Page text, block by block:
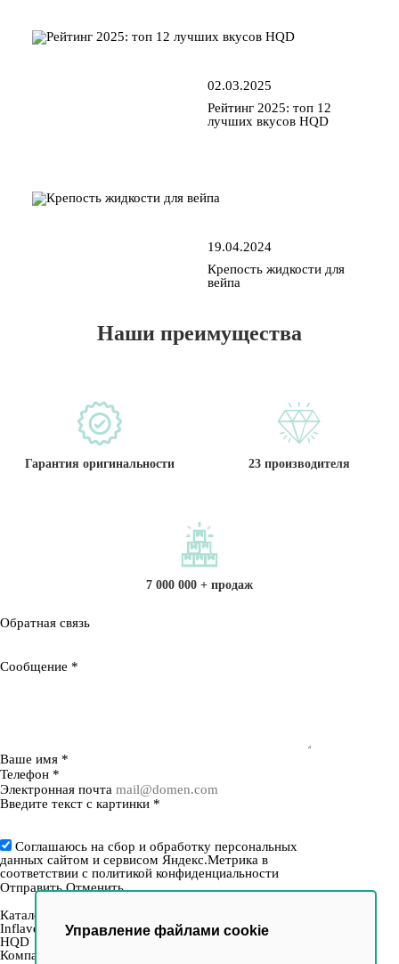
Управление файлами cookie
02.03.2025
Рейтинг 2025: топ 12
лучших вкусов HQD
19.04.2024
Крепость жидкости для
вейпа
Наши преимущества
Гарантия оригинальности 23 производителя
7 000 000 + продаж
Обратная связь
Сообщение *
Ваше имя *
Телефон *
Электронная почта
Введите текст с картинки *
Соглашаюсь на сбор и обработку персональных
данных сайтом и сервисом Яндекс.Метрика в
соответствии с политикой конфиденциальности
Отправить Отменить
Каталог
Inflave
HQD
Компания